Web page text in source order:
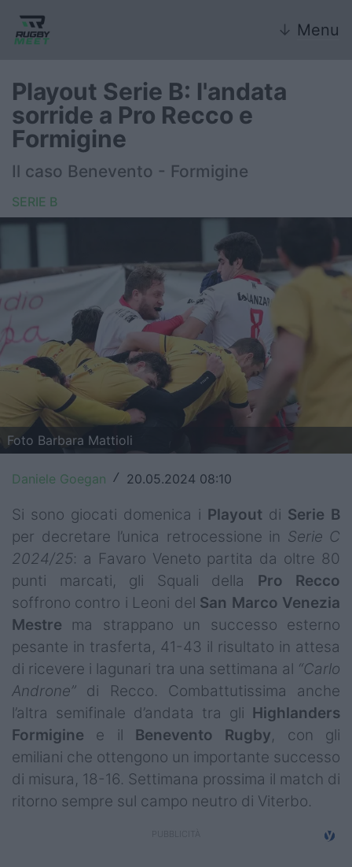
↓ Menu
Nazionale
Nazionali giovanili
Rugby Sevens
Internazionale
6 Nazioni
United Rugby Championship
Top14
Premiership
Champions Cup
Challenge Cup
World Rugby
Rugby World Cup
Super Rugby
Rugby in TV
Mercato
Serie A Elite
Campionati
Serie A
Serie B
Playout Serie B: l'andata
sorride a Pro Recco e
Formigine
Il caso Benevento - Formigine
SERIE B
Foto Barbara Mattioli
Daniele Goegan / 20.05.2024 08:10
Si sono giocati domenica i Playout di Serie B
per decretare l’unica retrocessione in Serie C
2024/25: a Favaro Veneto partita da oltre 80
punti marcati, gli Squali della Pro Recco
soffrono contro i Leoni del San Marco Venezia
Mestre ma strappano un successo esterno
pesante in trasferta, 41-43 il risultato in attesa
di ricevere i lagunari tra una settimana al “Carlo
Androne” di Recco. Combattutissima anche
l’altra semifinale d’andata tra gli Highlanders
Formigine e il Benevento Rugby, con gli
emiliani che ottengono un importante successo
di misura, 18-16. Settimana prossima il match di
ritorno sempre sul campo neutro di Viterbo.